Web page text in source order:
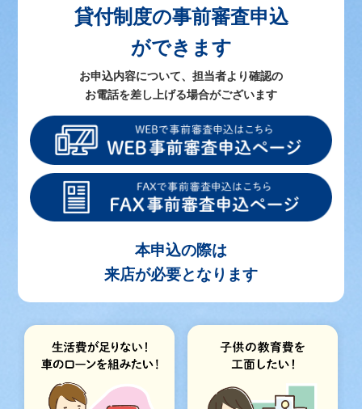
貸付制度の事前審査申込
ができます
お申込内容について、担当者より確認の
お電話を差し上げる場合がございます
本申込の際は
来店が必要となります